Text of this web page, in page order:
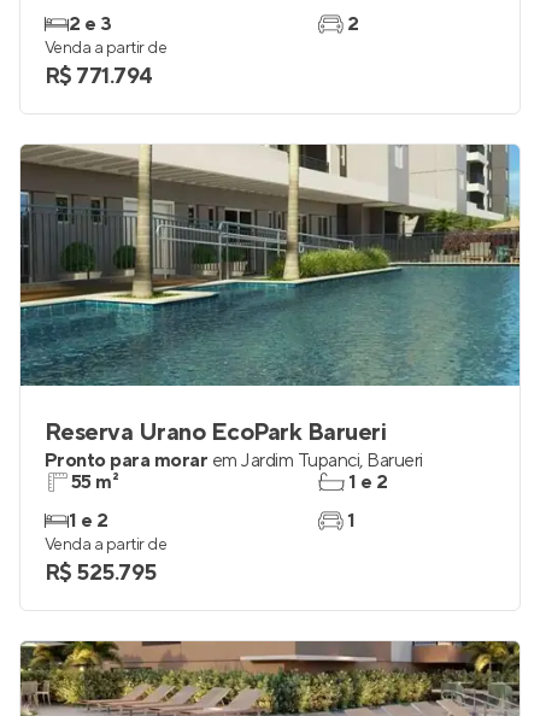
2 e 3
2
Venda a partir de
R$ 771.794
Reserva Urano EcoPark Barueri
Pronto para morar em Jardim Tupanci, Barueri
55 m²
1 e 2
1 e 2
1
Venda a partir de
R$ 525.795